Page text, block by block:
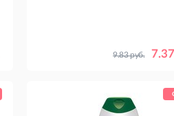
9.83 руб.
Красный